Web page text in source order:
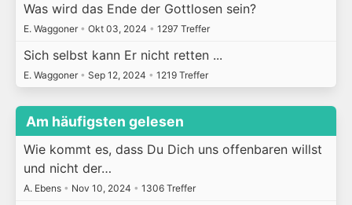
Was wird das Ende der Gottlosen sein?
E. Waggoner • Okt 03, 2024 • 1297 Treffer
Sich selbst kann Er nicht retten ...
E. Waggoner • Sep 12, 2024 • 1219 Treffer
Am häufigsten gelesen
Wie kommt es, dass Du Dich uns offenbaren willst
und nicht der…
A. Ebens • Nov 10, 2024 • 1306 Treffer